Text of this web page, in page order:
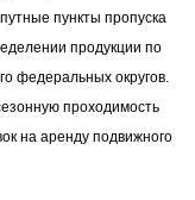
пункты пропуска
продукции по
федеральных округов.
проходимость
на аренду подвижного